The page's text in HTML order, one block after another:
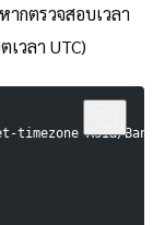
กตรวจสอบเวลา
วลา UTC)
Asia/